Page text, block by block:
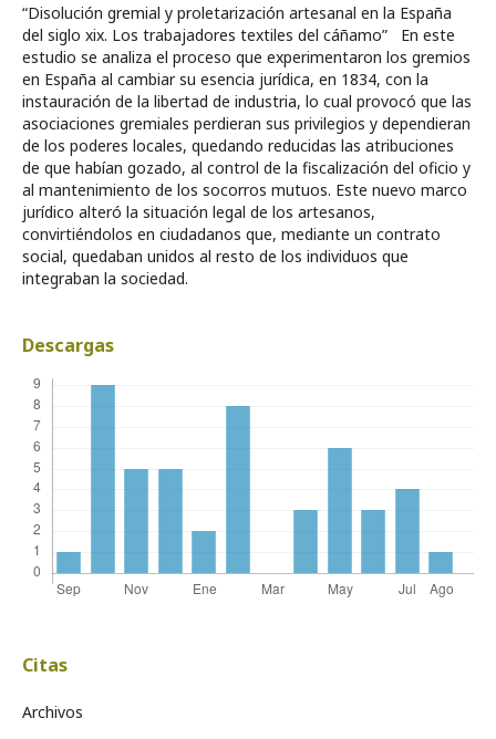
“Disolución gremial y proletarización artesanal en la España
del siglo xix. Los trabajadores textiles del cáñamo” En este
estudio se analiza el proceso que experimentaron los gremios
en España al cambiar su esencia jurídica, en 1834, con la
instauración de la libertad de industria, lo cual provocó que las
asociaciones gremiales perdieran sus privilegios y dependieran
de los poderes locales, quedando reducidas las atribuciones
de que habían gozado, al control de la fiscalización del oficio y
al mantenimiento de los socorros mutuos. Este nuevo marco
jurídico alteró la situación legal de los artesanos,
convirtiéndolos en ciudadanos que, mediante un contrato
social, quedaban unidos al resto de los individuos que
integraban la sociedad.
Descargas
Citas
Archivos